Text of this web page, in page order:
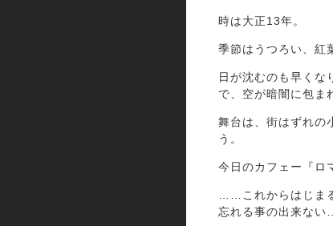
時は大正13年。
季節はうつろい、紅
日が沈むのも早くな
で、空が暗闇に包ま
舞台は、街はずれの
う。
今日のカフェー『ロ
……これからはじま
忘れる事の出来な